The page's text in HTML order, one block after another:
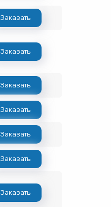
Заказать
Заказать
Заказать
Заказать
Заказать
Заказать
Заказать